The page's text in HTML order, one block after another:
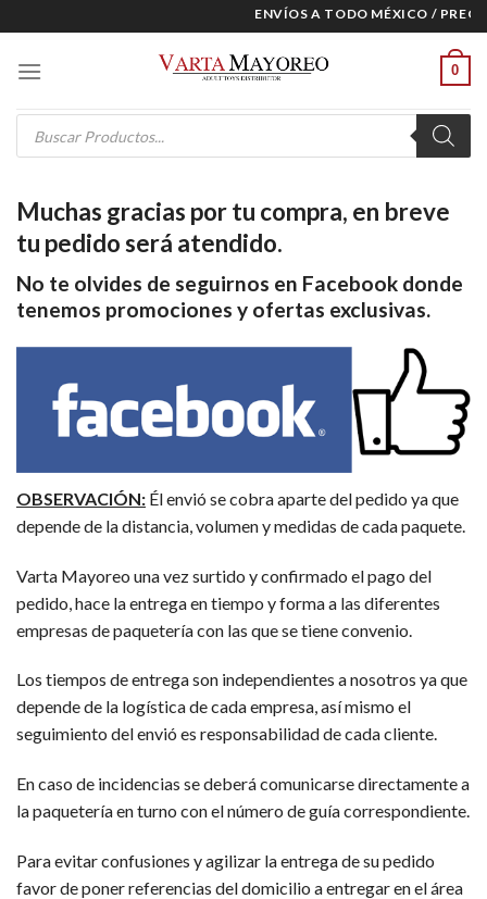
to
content
ENVÍOS A TODO MÉXICO /
0
Products
search
Muchas gracias por tu compra, en breve
tu pedido será atendido.
No te olvides de seguirnos en Facebook donde
tenemos promociones y ofertas exclusivas.
OBSERVACIÓN: Él envió se cobra aparte del pedido ya que
depende de la distancia, volumen y medidas de cada paquete.
Varta Mayoreo una vez surtido y confirmado el pago del
pedido, hace la entrega en tiempo y forma a las diferentes
empresas de paquetería con las que se tiene convenio.
Los tiempos de entrega son independientes a nosotros ya que
depende de la logística de cada empresa, así mismo el
seguimiento del envió es responsabilidad de cada cliente.
En caso de incidencias se deberá comunicarse directamente a
la paquetería en turno con el número de guía correspondiente.
Para evitar confusiones y agilizar la entrega de su pedido
favor de poner referencias del domicilio a entregar en el área